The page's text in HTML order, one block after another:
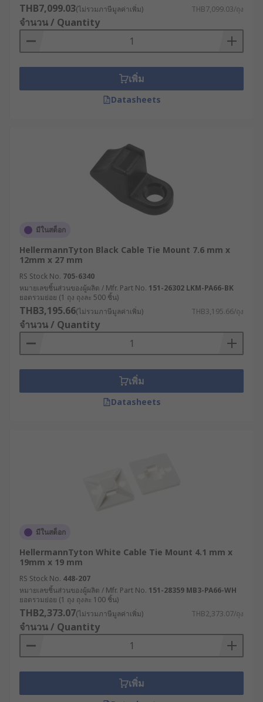
THB7,099.03(ไม่รวมภาษีมูลค่าเพิ่ม) THB7,099.03/ถุง
จำนวน / Quantity
เพิ่ม
Datasheets
มีในสต็อก
HellermannTyton Black Cable Tie Mount 7.6 mm x
12mm x 27 mm
RS Stock No. 705-6340
หมายเลขชิ้นส่วนของผู้ผลิต / Mfr. Part No. 151-26302 LKM-PA66-BK
ยอดรวมย่อย (1 ถุง ถุงละ 500 ชิ้น)
THB3,195.66(ไม่รวมภาษีมูลค่าเพิ่ม) THB3,195.66/ถุง
จำนวน / Quantity
เพิ่ม
Datasheets
มีในสต็อก
HellermannTyton White Cable Tie Mount 4.1 mm x
19mm x 19 mm
RS Stock No. 448-207
หมายเลขชิ้นส่วนของผู้ผลิต / Mfr. Part No. 151-28359 MB3-PA66-WH
ยอดรวมย่อย (1 ถุง ถุงละ 100 ชิ้น)
THB2,373.07(ไม่รวมภาษีมูลค่าเพิ่ม) THB2,373.07/ถุง
จำนวน / Quantity
เพิ่ม